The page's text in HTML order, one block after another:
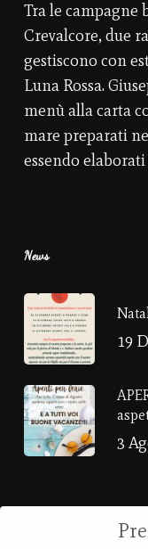
Tra le campagne
Crevalcore, due
gestiscono con
Luna Rossa.
menù alla carta
mare preparati
essendo
News
19
3